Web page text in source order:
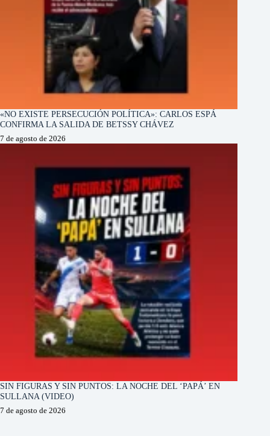
«NO EXISTE PERSECUCIÓN POLÍTICA»: CARLOS ESPÁ
CONFIRMA LA SALIDA DE BETSSY CHÁVEZ
7 de agosto de 2026
SIN FIGURAS Y SIN PUNTOS: LA NOCHE DEL ‘PAPÁ’ EN
SULLANA (VIDEO)
7 de agosto de 2026